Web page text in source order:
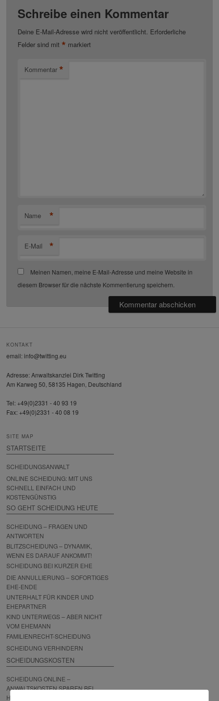
Schreibe einen Kommentar
Deine E-Mail-Adresse wird nicht veröffentlicht. Erforderliche
Felder sind mit * markiert
Kommentar *
Name *
E-Mail *
Meinen Namen, meine E-Mail-Adresse und meine Website in
diesem Browser für die nächste Kommentierung speichern.
KONTAKT
email: info@twitting.eu
Adresse: Anwaltskanzlei Dirk Twitting
Am Karweg 50, 58135 Hagen, Deutschland
Tel: +49(0)2331 - 40 93 19
Fax: +49(0)2331 - 40 08 19
SITE MAP
STARTSEITE
SCHEIDUNGSANWALT
ONLINE SCHEIDUNG: MIT UNS
SCHNELL EINFACH UND
KOSTENGÜNSTIG
SO GEHT SCHEIDUNG HEUTE
SCHEIDUNG – FRAGEN UND
ANTWORTEN
BLITZSCHEIDUNG – DYNAMIK,
WENN ES DARAUF ANKOMMT!
SCHEIDUNG BEI KURZER EHE
DIE ANNULLIERUNG – SOFORTIGES
EHE-ENDE
UNTERHALT FÜR KINDER UND
EHEPARTNER
KIND UNTERWEGS – ABER NICHT
VOM EHEMANN
FAMILIENRECHT-SCHEIDUNG
SCHEIDUNG VERHINDERN
SCHEIDUNGSKOSTEN
SCHEIDUNG ONLINE –
ANWALTSKOSTEN SPAREN BEI
HÖCHSTER QUALITÄT